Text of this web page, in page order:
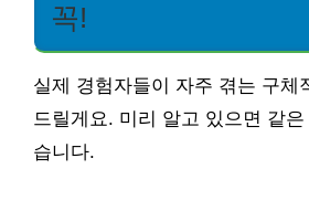
꼭!
실제 경험자들이 자주 겪는 구체
드릴게요. 미리 알고 있으면 같
습니다.